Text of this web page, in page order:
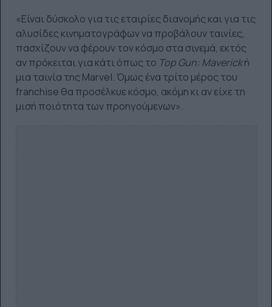
«Είναι δύσκολο για τις εταιρίες διανομής και για τις
αλυσίδες κινηματογράφων να προβάλουν ταινίες,
πασχίζουν να φέρουν τον κόσμο στα σινεμά, εκτός
αν πρόκειται για κάτι όπως το Top Gun:Maverickή
μια ταινία της Marvel. Όμως ένα τρίτο μέρος του
franchise θα προσέλκυε κόσμο, ακόμη κι αν είχε τη
μισή ποιότητα των προηγούμενων».